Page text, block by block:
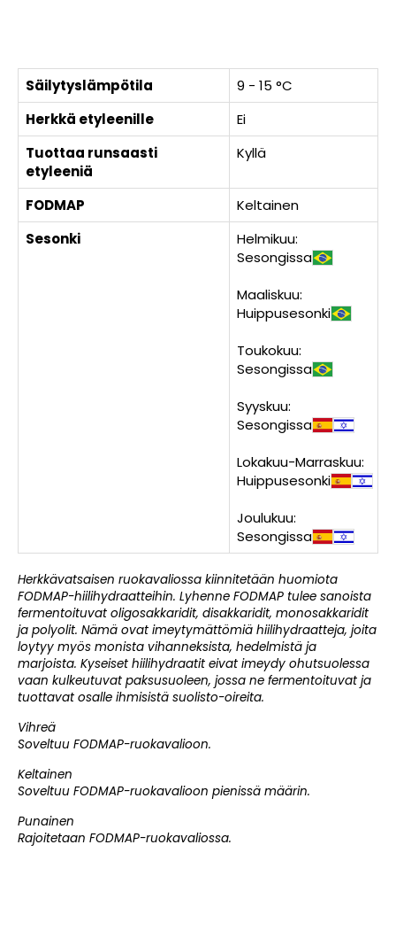
Säilytyslämpötila
9 - 15 °C
Herkkä etyleenille
Ei
Tuottaa runsaasti
etyleeniä
Kyllä
FODMAP
Keltainen
Sesonki
Helmikuu:
Sesongissa
Maaliskuu:
Huippusesonki
Toukokuu:
Sesongissa
Syyskuu:
Sesongissa
Lokakuu-Marraskuu:
Huippusesonki
Joulukuu:
Sesongissa
Herkkävatsaisen ruokavaliossa kiinnitetään huomiota
FODMAP-hiilihydraatteihin. Lyhenne FODMAP tulee sanoista
fermentoituvat oligosakkaridit, disakkaridit, monosakkaridit
ja polyolit. Nämä ovat imeytymättömiä hiilihydraatteja, joita
loytyy myös monista vihanneksista, hedelmistä ja
marjoista. Kyseiset hiilihydraatit eivat imeydy ohutsuolessa
vaan kulkeutuvat paksusuoleen, jossa ne fermentoituvat ja
tuottavat osalle ihmisistä suolisto-oireita.
Vihreä
Soveltuu FODMAP-ruokavalioon.
Keltainen
Soveltuu FODMAP-ruokavalioon pienissä määrin.
Punainen
Rajoitetaan FODMAP-ruokavaliossa.